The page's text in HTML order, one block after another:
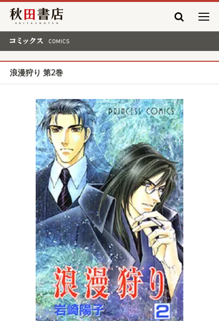
秋田書店
浪漫狩り 第2巻